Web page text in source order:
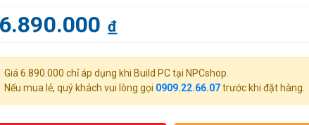
đ
Giá 6.890.000 chỉ áp dụng khi Build PC tại NPCshop.
Nếu mua lẻ, quý khách vui lòng gọi 0909.22.66.07trước khi đặt hàng.